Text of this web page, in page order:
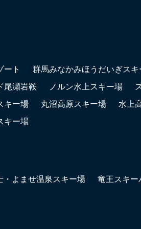
ート
群馬みなかみほうだいぎス
尾瀬岩鞍 ノルン水上スキー場
キー場 丸沼高原スキー場
水上
キー場
・よませ温泉スキー場 竜王スキー